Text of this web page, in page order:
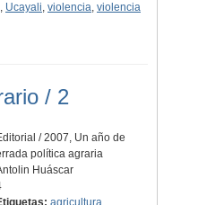
, Ucayali, violencia, violencia
/ 2
/ 2007, Un año de
política agraria
Huáscar